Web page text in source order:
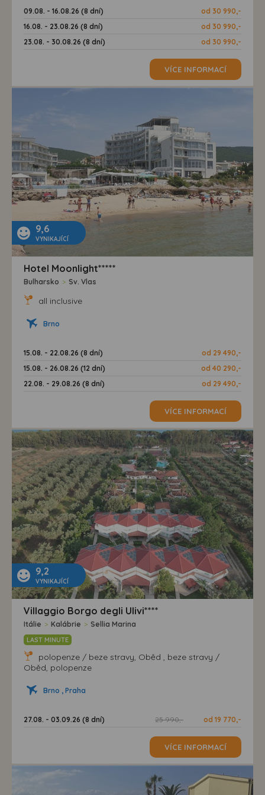
09.08. - 16.08.26 (8 dní)
od 30 990,-
16.08. - 23.08.26 (8 dní)
od 30 990,-
23.08. - 30.08.26 (8 dní)
od 30 990,-
VÍCE INFORMACÍ
9,6
VYNIKAJÍCÍ
Hotel Moonlight*****
Bulharsko > Sv. Vlas
all inclusive
Brno
15.08. - 22.08.26 (8 dní)
od 29 490,-
15.08. - 26.08.26 (12 dní)
od 40 290,-
22.08. - 29.08.26 (8 dní)
od 29 490,-
VÍCE INFORMACÍ
9,2
VYNIKAJÍCÍ
Villaggio Borgo degli Ulivi****
Itálie > Kalábrie > Sellia Marina
LAST MINUTE
polopenze / beze stravy, Oběd , beze stravy /
Oběd, polopenze
Brno , Praha
27.08. - 03.09.26 (8 dní) 25 990,- od 19 770,-
VÍCE INFORMACÍ